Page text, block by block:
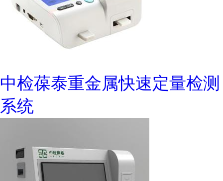
中检葆泰重金属快速定量检测
系统